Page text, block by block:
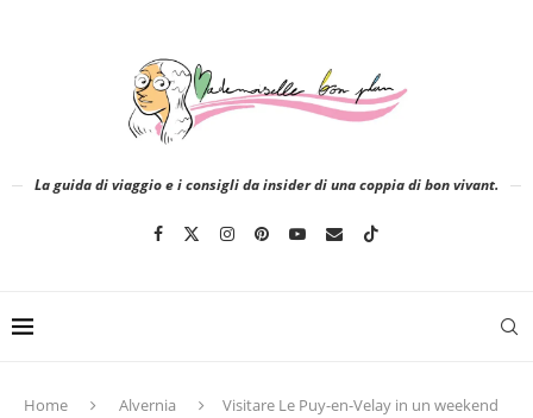
La guida di viaggio e i consigli da insider di una coppia di bon vivant.
Home Alvernia Visitare Le Puy-en-Velay in un weekend